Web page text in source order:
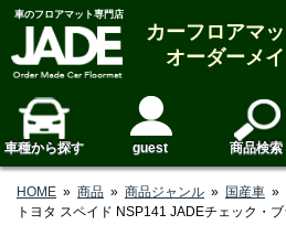
車のフロアマット専門店
カーフロアマ
オーダーメ
車種から探す guest 商品検索
HOME » 商品 » 商品ジャンル » 国産車 »
トヨタ スペイド NSP141 JADEチェック・